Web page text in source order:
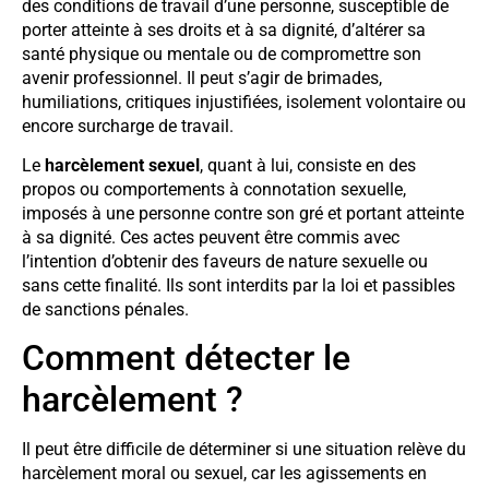
des conditions de travail d’une personne, susceptible de
porter atteinte à ses droits et à sa dignité, d’altérer sa
santé physique ou mentale ou de compromettre son
avenir professionnel. Il peut s’agir de brimades,
humiliations, critiques injustifiées, isolement volontaire ou
encore surcharge de travail.
Le harcèlement sexuel, quant à lui, consiste en des
propos ou comportements à connotation sexuelle,
imposés à une personne contre son gré et portant atteinte
à sa dignité. Ces actes peuvent être commis avec
l’intention d’obtenir des faveurs de nature sexuelle ou
sans cette finalité. Ils sont interdits par la loi et passibles
de sanctions pénales.
Comment détecter le
harcèlement ?
Il peut être difficile de déterminer si une situation relève du
harcèlement moral ou sexuel, car les agissements en